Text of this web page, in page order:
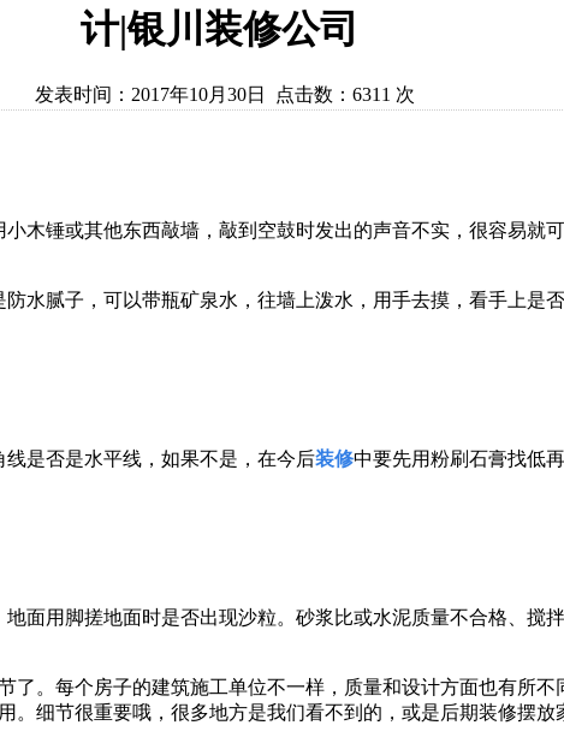
计|银川装修公司
发表时间： 2017年10月30日 点击数：6311 次
锤或其他东西敲墙，敲到空鼓时发出的声音不实，很容易就
腻子，可以带瓶矿泉水，往墙上泼水，用手去摸，看手上是
是否是水平线，如果不是，在今后装修中要先用粉刷石膏找低
用脚搓地面时是否出现沙粒。砂浆比或水泥质量不合格、搅
。每个房子的建筑施工单位不一样，质量和设计方面也有所不
。细节很重要哦，很多地方是我们看不到的，或是后期装修摆放